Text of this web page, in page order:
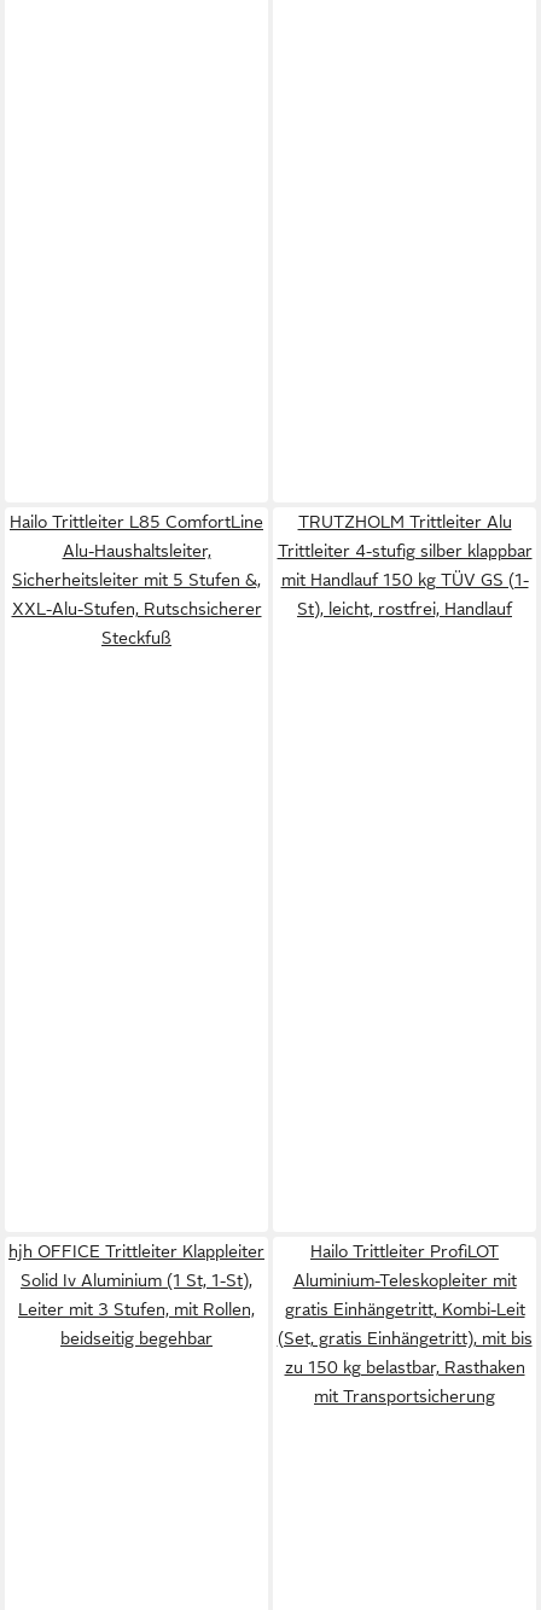
Hailo Trittleiter L85 ComfortLine
Alu-Haushaltsleiter,
Sicherheitsleiter mit 5 Stufen &,
XXL-Alu-Stufen, Rutschsicherer
Steckfuß
TRUTZHOLM Trittleiter Alu
Trittleiter 4-stufig silber klappbar
mit Handlauf 150 kg TÜV GS (1-
St), leicht, rostfrei, Handlauf
hjh OFFICE Trittleiter Klappleiter
Solid Iv Aluminium (1 St, 1-St),
Leiter mit 3 Stufen, mit Rollen,
beidseitig begehbar
Hailo Trittleiter ProfiLOT
Aluminium-Teleskopleiter mit
gratis Einhängetritt, Kombi-Leit
(Set, gratis Einhängetritt), mit bis
zu 150 kg belastbar, Rasthaken
mit Transportsicherung